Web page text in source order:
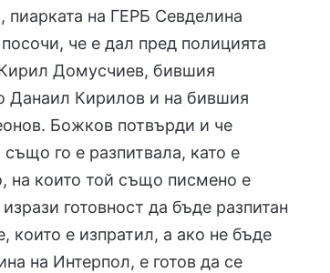
на ГЕРБ Севделина
че е дал пред полицията
Домусчиев, бившия
Данаил Кирилов и на бившия
Божков потвърди и че
го е разпитвала, като е
на които той също писмено е
готовност да бъде разпитан
които е изпратил, а ако не бъде
на Интерпол, е готов да се